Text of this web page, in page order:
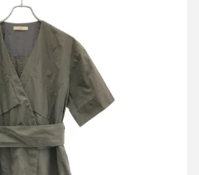
コットンベルテッドラップワンピー
6AF9/326B